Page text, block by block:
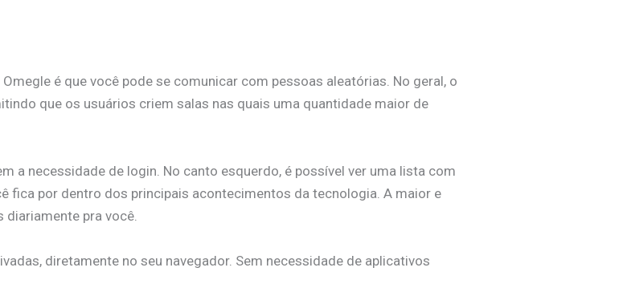
é que você pode se comunicar com pessoas aleatórias. No geral, o
que os usuários criem salas nas quais uma quantidade maior de
a necessidade de login. No canto esquerdo, é possível ver uma lista com
fica por dentro dos principais acontecimentos da tecnologia. A maior e
pra você.
diretamente no seu navegador. Sem necessidade de aplicativos